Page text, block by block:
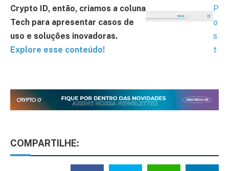
Crypto ID, então, criamos a coluna
Tech para apresentar casos de
uso e soluções inovadoras.
Explore esse conteúdo!
P
o
s
t
COMPARTILHE: